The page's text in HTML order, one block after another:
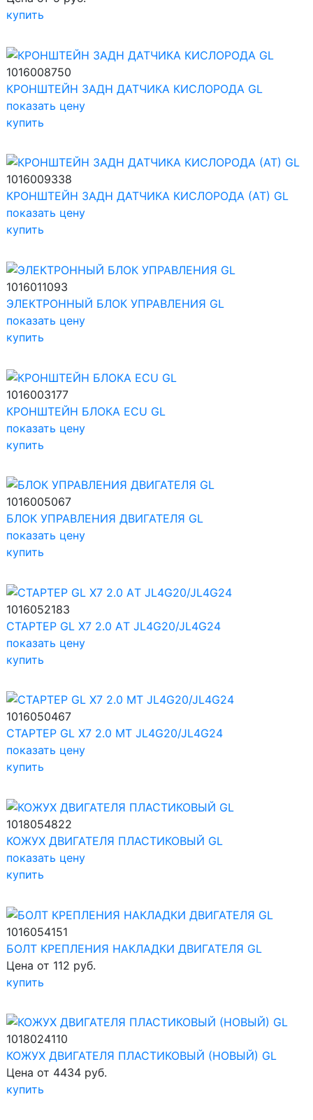
купить
1016008750
КРОНШТЕЙН ЗАДН ДАТЧИКА КИСЛОРОДА GL
показать цену
купить
1016009338
КРОНШТЕЙН ЗАДН ДАТЧИКА КИСЛОРОДА (АТ) GL
показать цену
купить
1016011093
ЭЛЕКТРОННЫЙ БЛОК УПРАВЛЕНИЯ GL
показать цену
купить
1016003177
КРОНШТЕЙН БЛОКА ECU GL
показать цену
купить
1016005067
БЛОК УПРАВЛЕНИЯ ДВИГАТЕЛЯ GL
показать цену
купить
1016052183
СТАРТЕР GL X7 2.0 AТ JL4G20/JL4G24
показать цену
купить
1016050467
СТАРТЕР GL X7 2.0 МТ JL4G20/JL4G24
показать цену
купить
1018054822
КОЖУХ ДВИГАТЕЛЯ ПЛАСТИКОВЫЙ GL
показать цену
купить
1016054151
БОЛТ КРЕПЛЕНИЯ НАКЛАДКИ ДВИГАТЕЛЯ GL
Цена от 112 руб.
купить
1018024110
КОЖУХ ДВИГАТЕЛЯ ПЛАСТИКОВЫЙ (НОВЫЙ) GL
Цена от 4434 руб.
купить